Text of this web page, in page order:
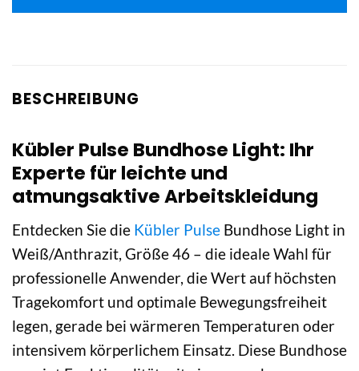
BESCHREIBUNG
Kübler Pulse Bundhose Light: Ihr
Experte für leichte und
atmungsaktive Arbeitskleidung
Entdecken Sie die Kübler Pulse Bundhose Light in
Weiß/Anthrazit, Größe 46 – die ideale Wahl für
professionelle Anwender, die Wert auf höchsten
Tragekomfort und optimale Bewegungsfreiheit
legen, gerade bei wärmeren Temperaturen oder
intensivem körperlichem Einsatz. Diese Bundhose